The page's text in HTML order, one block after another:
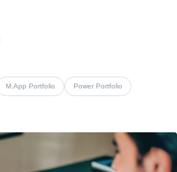
M.App Portfolio Power Portfolio